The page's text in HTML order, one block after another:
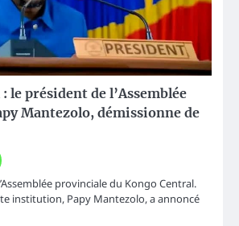
le président de l’Assemblée
Mantezolo, démissionne de
provinciale du Kongo Central.
institution, Papy Mantezolo, a annoncé